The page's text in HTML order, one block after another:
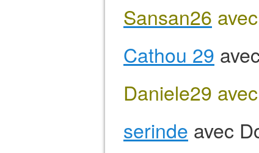
Sansan26 avec
Cathou 29
Daniele29 avec
serinde avec